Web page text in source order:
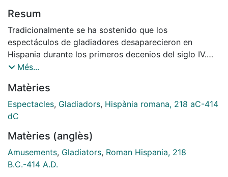
Resum
Tradicionalmente se ha sostenido que los
espectáculos de gladiadores desaparecieron en
Hispania durante los primeros decenios del siglo IV.
Sin embargo, un examen critico de las fuentes
Rielves e inscripciones constantinianas del anfiteatro
de Tarragona- pone de manifiesto que no pueden
utilizarse para sostener este aserto. En nuestra
declive municipal iniciado en Hispania en época de los
Severos, por lo que cabria fechar los últimos
espectáculos de gladiadores celebrados en Hispania
Més...
Matèries
Espectacles, Gladiadors, Hispània romana, 218 aC-414
dC
Matèries (anglès)
Amusements, Gladiators, Roman Hispania, 218
B.C.-414 A.D.